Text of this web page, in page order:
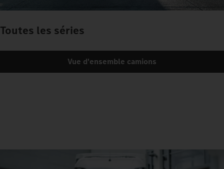
Toutes les séries
Vue d'ensemble camions